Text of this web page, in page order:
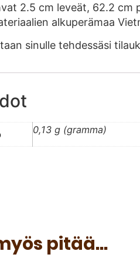
2.5 cm leveät, 62.2 cm
alkuperämaa
sinulle tehdessäsi
0,13 g (gramma)
pitää...